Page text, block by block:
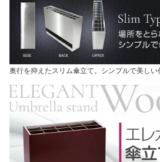
奥行を抑えたスリム傘立て。シンプルで美しい